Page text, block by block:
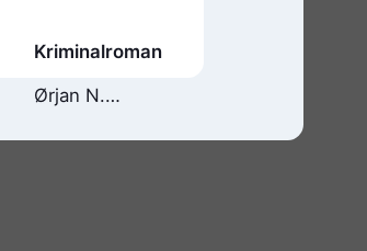
Kriminalroman
Ørjan N.